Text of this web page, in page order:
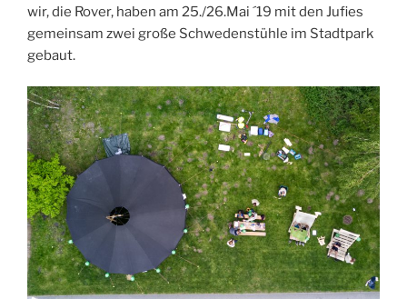
wir, die Rover, haben am 25./26.Mai ´19 mit den Jufies
gemeinsam zwei große Schwedenstühle im Stadtpark
gebaut.